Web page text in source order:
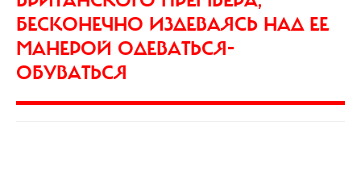
БЕСКОНЕЧНО ИЗДЕВАЯСЬ НАД ЕЕ
МАНЕРОЙ ОДЕВАТЬСЯ-
ОБУВАТЬСЯ